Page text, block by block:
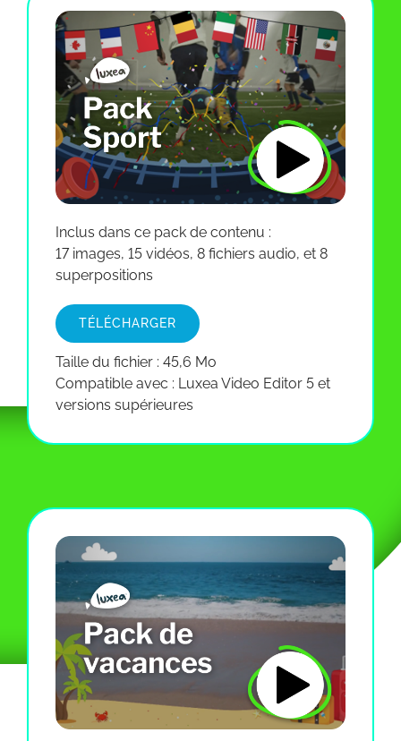
Inclus dans ce pack de contenu :
17 images, 15 vidéos, 8 fichiers audio, et 8
superpositions
TÉLÉCHARGER
Taille du fichier : 45,6 Mo
Compatible avec : Luxea Video Editor 5 et
versions supérieures